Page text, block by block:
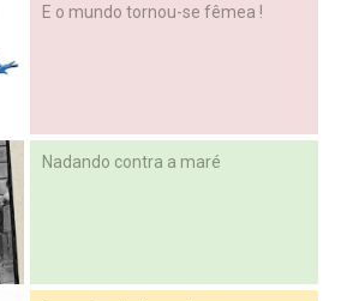
E o mundo tornou-se fêmea !
Nadando contra a maré